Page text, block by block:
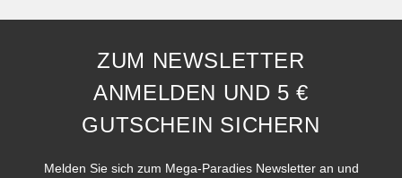
ZUM NEWSLETTER
ANMELDEN UND 5 €
GUTSCHEIN SICHERN
Melden Sie sich zum Mega-Paradies Newsletter an und